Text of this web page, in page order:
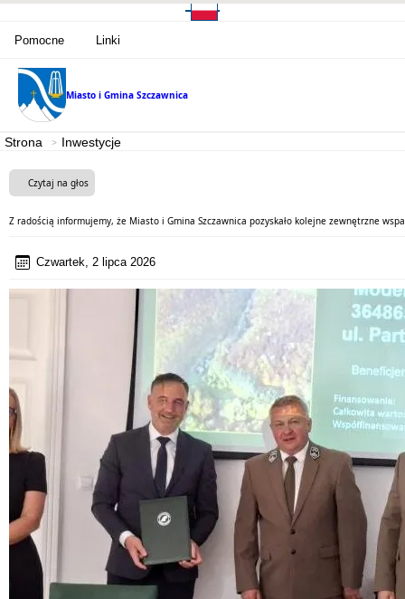
Pomocne Linki
Miasto i Gmina Szczawnica
Strona Inwestycje
Czytaj na głos
Z radością informujemy, że Miasto i Gmina Szczawnica pozyskało kolejne zewnętrzne
Czwartek, 2 lipca 2026